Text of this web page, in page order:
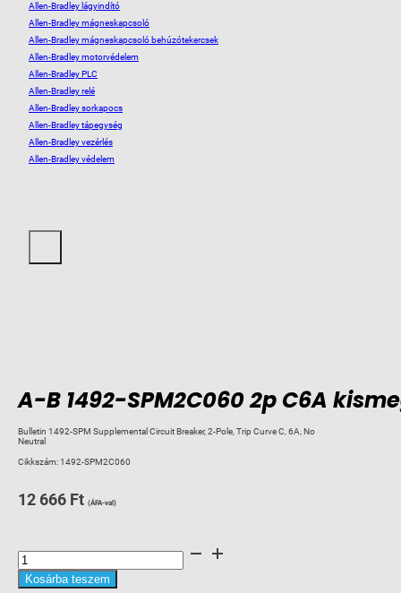
Allen-Bradley lágyindító
Allen-Bradley mágneskapcsoló
Allen-Bradley mágneskapcsoló behúzótekercsek
Allen-Bradley motorvédelem
Allen-Bradley PLC
Allen-Bradley relé
Allen-Bradley sorkapocs
Allen-Bradley tápegység
Allen-Bradley vezérlés
Allen-Bradley védelem
A-B 1492-SPM2C060 2p C6A
Bulletin 1492-SPM Supplemental Circuit Breaker, 2-Pole, Trip Curve C, 6A, No
Neutral
Cikkszám:1492-SPM2C060
12 666 Ft (ÁFA-val)
1492-
SPM2C060
2p
Kosárba teszem